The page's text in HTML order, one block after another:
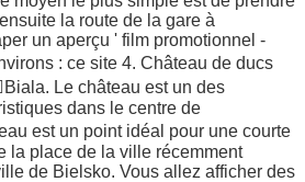
la route de la gare à
un aperçu ' film promotionnel -
: ce site 4. Château de ducs
Le château est un des
dans le centre de
est un point idéal pour une courte
la place de la ville récemment
de Bielsko. Vous allez afficher des